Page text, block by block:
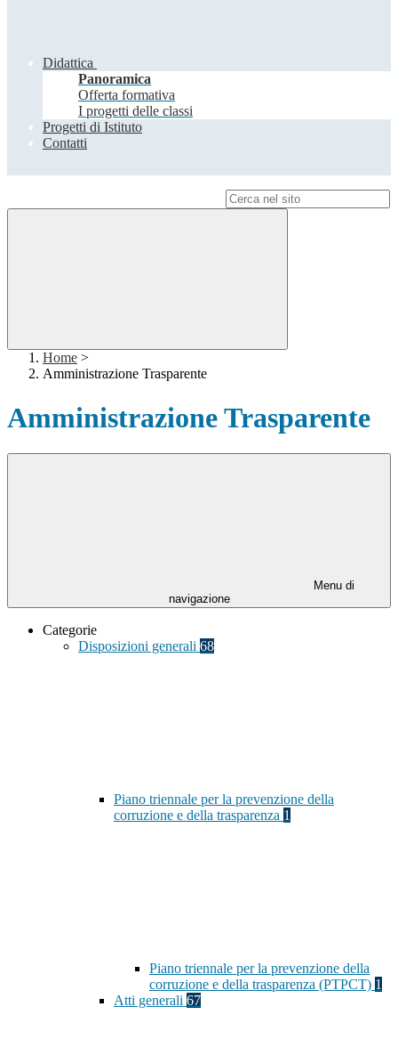
Didattica
Panoramica
Offerta formativa
I progetti delle classi
Progetti di Istituto
Contatti
Home >
Amministrazione Trasparente
Amministrazione Trasparente
Menu di
navigazione
Categorie
Disposizioni generali 68
Piano triennale per la prevenzione della
corruzione e della trasparenza 1
Piano triennale per la prevenzione della
corruzione e della trasparenza (PTPCT) 1
Atti generali 67